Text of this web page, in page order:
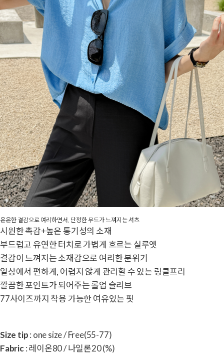
은은한 결감으로 여리하면서, 단정한 무드가 느껴지는 셔츠
시원한 촉감+높은 통기성의 소재
부드럽고 유연한 터치로 가볍게 흐르는 실루엣
결감이 느껴지는 소재감으로 여리한 분위기
일상에서 편하게, 어렵지 않게 관리할 수 있는 링클프리
깔끔한 포인트가 되어주는 롤업 슬리브
77사이즈까지 착용 가능한 여유있는 핏
Size tip: one size / Free(55-77)
Fabric: 레이온80 / 나일론20 (%)